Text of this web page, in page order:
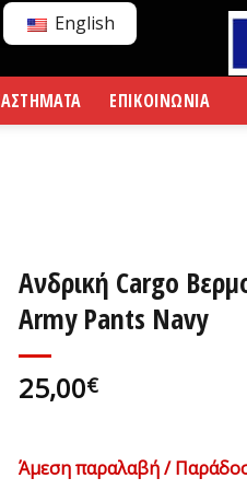
English
ΕΠΙΚΟΙΝΩΝΙΑ
Ανδρική Cargo
Army Pants Navy
25,00€
Άμεση παραλαβή /